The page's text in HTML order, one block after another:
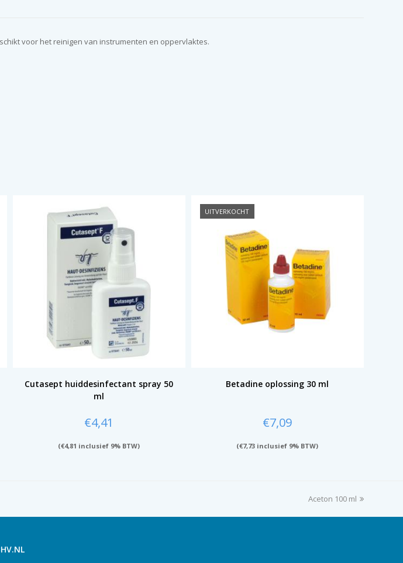
voor het reinigen van instrumenten en oppervlaktes.
Cutasept huiddesinfectant spray 50
ml
€4,41
(€4,81 inclusief 9% BTW)
UITVERKOCHT
Betadine oplossing 30 ml
€7,09
(€7,73 inclusief 9% BTW)
next
Aceton 100 ml